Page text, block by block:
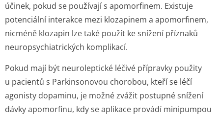
účinek, pokud se používají s apomorfinem. Existuje
potenciální interakce mezi klozapinem a apomorfinem,
nicméně klozapin lze také použít ke snížení příznaků
neuropsychiatric­kých komplikací.
Pokud mají být neuroleptické léčivé přípravky použity
u pacientů s Parkinsonovou chorobou, kteří se léčí
agonisty dopaminu, je možné zvážit postupné snížení
dávky apomorfinu, kdy se aplikace provádí minipumpou